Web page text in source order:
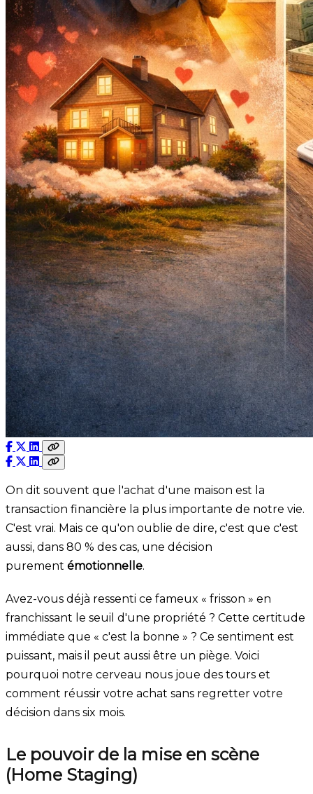
On dit souvent que l'achat d'une maison est la
transaction financière la plus importante de notre vie.
C'est vrai. Mais ce qu'on oublie de dire, c'est que c'est
aussi, dans 80 % des cas, une décision
purement émotionnelle.
Avez-vous déjà ressenti ce fameux « frisson » en
franchissant le seuil d'une propriété ? Cette certitude
immédiate que « c'est la bonne » ? Ce sentiment est
puissant, mais il peut aussi être un piège. Voici
pourquoi notre cerveau nous joue des tours et
comment réussir votre achat sans regretter votre
décision dans six mois.
Le pouvoir de la mise en scène
(Home Staging)